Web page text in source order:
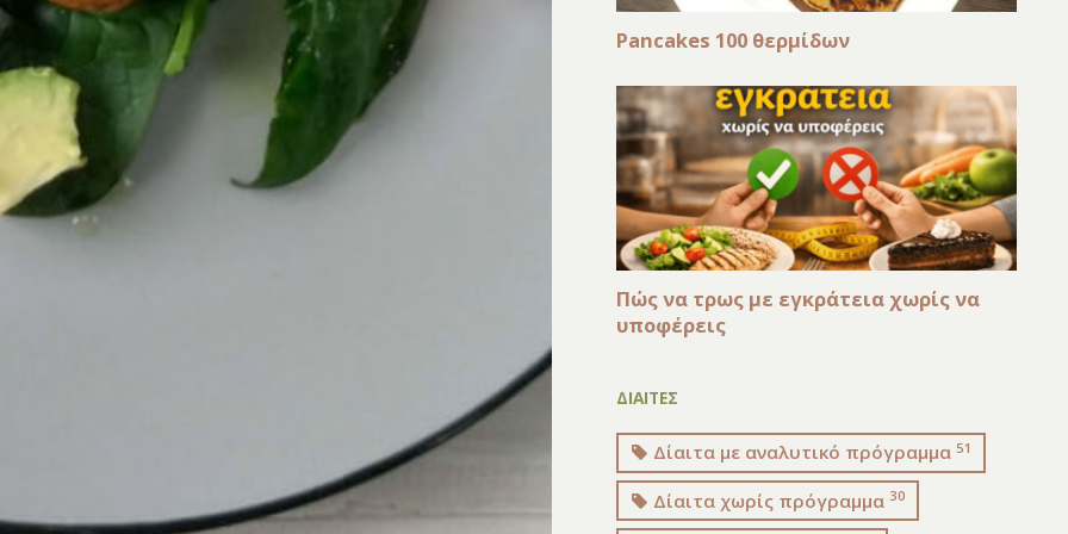
Pancakes 100 θερμίδων
Πώς να τρως με εγκράτεια χωρίς να
υποφέρεις
ΔΙΑΙΤΕΣ
Δίαιτα με αναλυτικό πρόγραμμα51
Δίαιτα χωρίς πρόγραμμα 30